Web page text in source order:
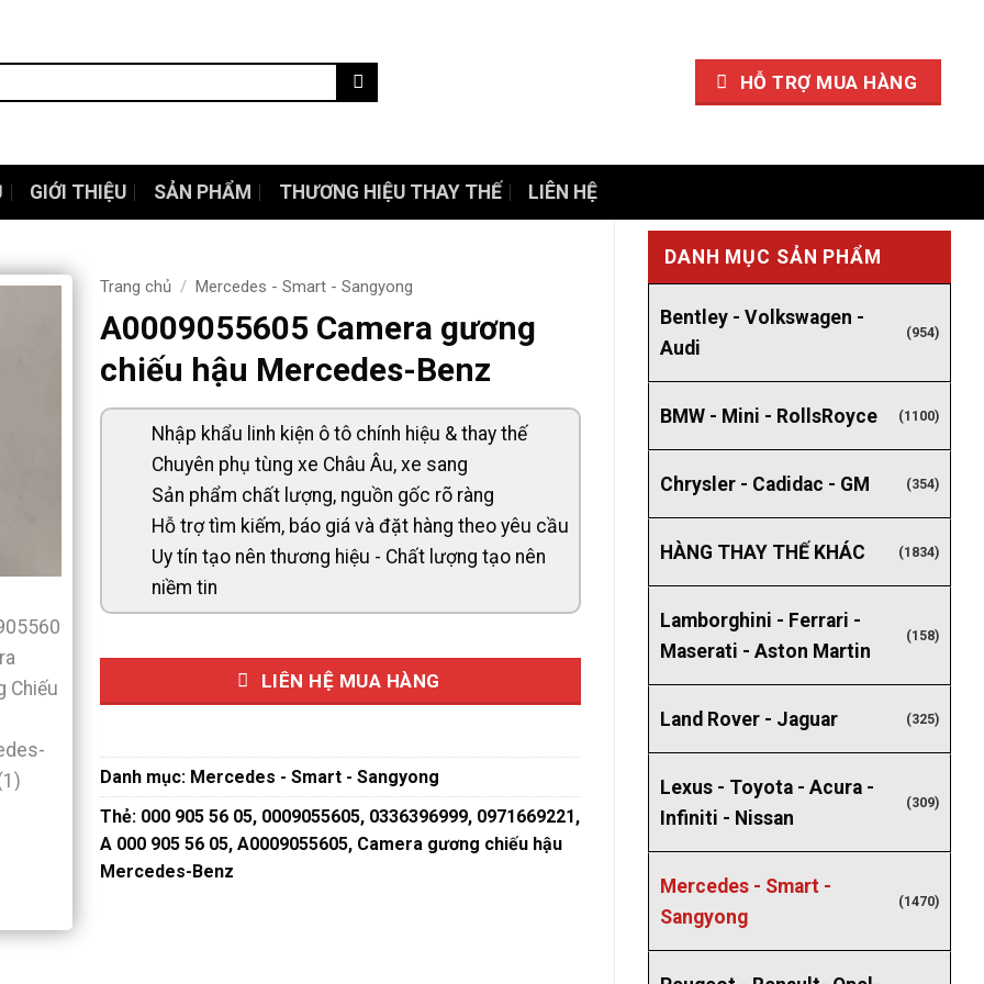
HỖ TRỢ MUA HÀNG
GIỚI THIỆU SẢN PHẨM THƯƠNG HIỆU THAY THẾ LIÊN HỆ
DANH MỤC SẢN PHẨM
Bentley - Volkswagen -
Audi
(954)
BMW - Mini - RollsRoyce (1100)
Chrysler - Cadidac - GM (354)
HÀNG THAY THẾ KHÁC (1834)
Lamborghini - Ferrari -
Maserati - Aston Martin
(158)
Land Rover - Jaguar (325)
Lexus - Toyota - Acura -
Infiniti - Nissan
(309)
Mercedes - Smart -
Sangyong
(1470)
Trang chủ / Mercedes - Smart - Sangyong
A0009055605 Camera gương
chiếu hậu Mercedes-Benz
Nhập khẩu linh kiện ô tô chính hiệu & thay thế
Chuyên phụ tùng xe Châu Âu, xe sang
Sản phẩm chất lượng, nguồn gốc rõ ràng
Hỗ trợ tìm kiếm, báo giá và đặt hàng theo yêu cầu
Uy tín tạo nên thương hiệu - Chất lượng tạo nên
niềm tin
LIÊN HỆ MUA HÀNG
Danh mục: Mercedes - Smart - Sangyong
Thẻ: 000 905 56 05, 0009055605, 0336396999, 0971669221 ,
A 000 905 56 05, A0009055605, Camera gương chiếu hậu
Mercedes-Benz